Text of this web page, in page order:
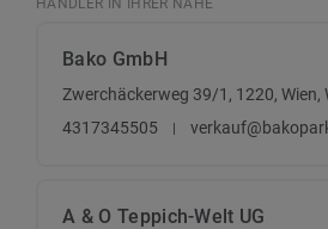
HÄNDLER IN IHRER NÄHE
Bako GmbH
Zwerchäckerweg 39/1, 1220, Wien,
4317345505
A & O Teppich-Welt UG